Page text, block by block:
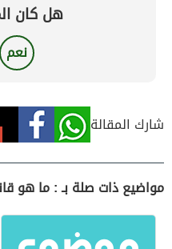
هل كان
نعم
شارك المقالة
مواضيع ذات صلة بـ : ما هو